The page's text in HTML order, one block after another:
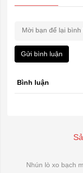
Gửi bình luận
Bình luận
Nhún lò xo bạch